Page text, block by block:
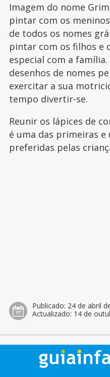
Imagem do nome
pintar com os
de todos os nomes
pintar com os filhos e
especial com a
desenhos de nomes
exercitar a sua
tempo divertir-se.
Reunir os lápices de
é uma das primeiras e
preferidas pelas
Publicado: 24 de abril
Actualizado: 14 de